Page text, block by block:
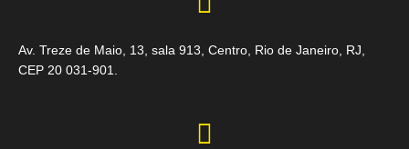
Av. Treze de Maio, 13, sala 913, Centro, Rio de Janeiro, RJ,
CEP 20 031-901.